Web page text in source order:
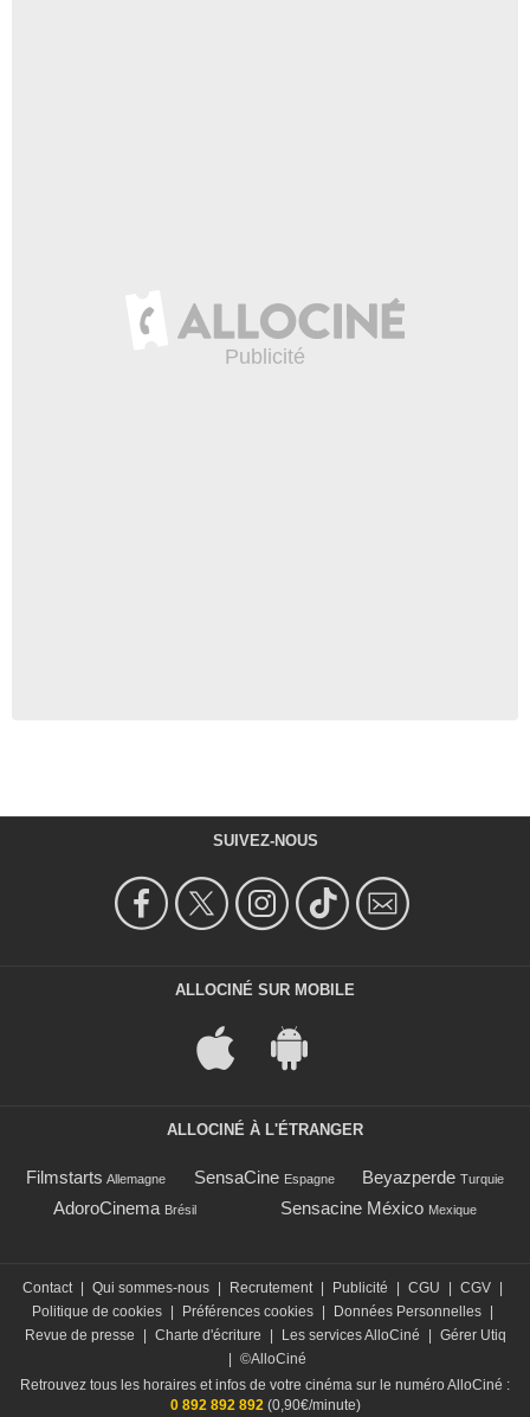
SUIVEZ-NOUS
ALLOCINÉ SUR MOBILE
ALLOCINÉ À L'ÉTRANGER
Filmstarts Allemagne SensaCine Espagne Beyazperde Turquie
AdoroCinema Brésil Sensacine México Mexique
Contact Qui sommes-nous Recrutement Publicité CGU CGV
Politique de cookies
Préférences cookies Données Personnelles
Revue de presse
Charte d'écriture Les services AlloCiné
Gérer Utiq
©AlloCiné
Retrouvez tous les horaires et infos de votre cinéma sur le numéro AlloCiné :
0 892 892 892(0,90€/minute)